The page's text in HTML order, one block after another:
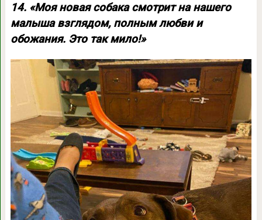
14. «Моя новая собака смотрит на нашего
малыша взглядом, полным любви и
обожания. Это так мило!»